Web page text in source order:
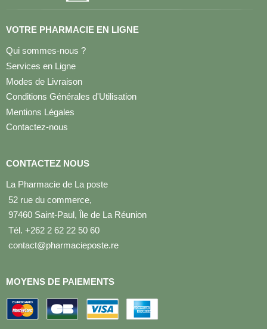
VOTRE PHARMACIE EN LIGNE
Qui sommes-nous ?
Services en Ligne
Modes de Livraison
Conditions Générales d'Utilisation
Mentions Légales
Contactez-nous
CONTACTEZ NOUS
La Pharmacie de La poste
52 rue du commerce,
97460 Saint-Paul, Île de La Réunion
Tél. +262 2 62 22 50 60
contact@pharmacieposte.re
MOYENS DE PAIEMENTS